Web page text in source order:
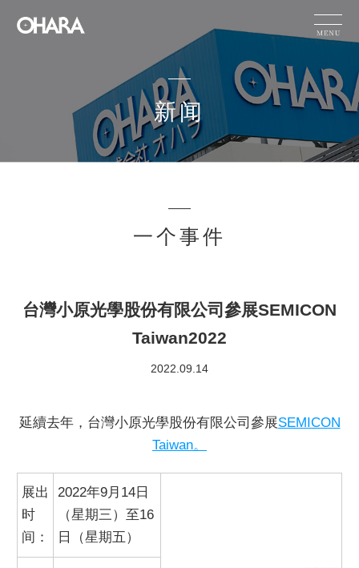
JP EN CN
产品信息 可持续性
有关产品的咨询
新闻
一个事件
台灣小原光學股份有限公司參展SEMICON
Taiwan2022
2022.09.14
延續去年，台灣小原光學股份有限公司參展SEMICON
Taiwan。
展出
时
间：
2022年9月14日
（星期三）至16
日（星期五）